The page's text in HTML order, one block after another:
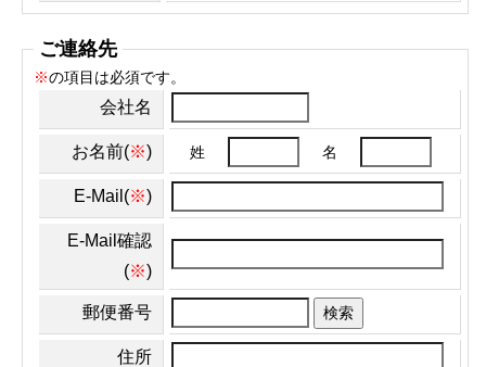
ご連絡先
※の項目は必須です。
会社名
お名前(※) 姓 名
E-Mail(※)
E-Mail確認
(※)
郵便番号 検索
住所